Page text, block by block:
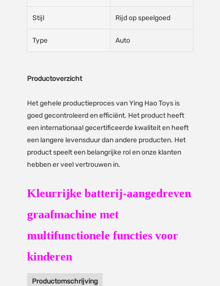
Stijl Rijd op speelgoed
Type Auto
Productoverzicht
Het gehele productieproces van Ying Hao Toys is
goed gecontroleerd en efficiënt. Het product heeft
een internationaal gecertificeerde kwaliteit en heeft
een langere levensduur dan andere producten. Het
product speelt een belangrijke rol en onze klanten
hebben er veel vertrouwen in.
Kleurrijke batterij-aangedreven
graafmachine met
multifunctionele functies voor
kinderen
Productomschrijving